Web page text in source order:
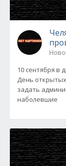
10 сентября в
День
задать
наболевшие